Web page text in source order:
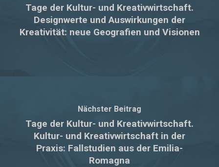
Tage der Kultur- und Kreativwirtschaft.
Designwerte und Auswirkungen der
Kreativität: neue Geografien und Visionen
Nächster Beitrag
Tage der Kultur- und Kreativwirtschaft.
Kultur- und Kreativwirtschaft in der
Praxis: Fallstudien aus der Emilia-
Romagna